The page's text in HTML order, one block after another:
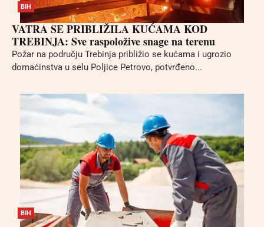
BIH
VATRA SE PRIBLIŽILA KUĆAMA KOD
TREBINJA: Sve raspoložive snage na terenu
Požar na području Trebinja približio se kućama i ugrozio
domaćinstva u selu Poljice Petrovo, potvrđeno...
BIH